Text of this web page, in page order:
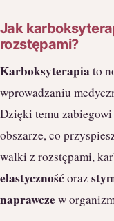
Jak
rozstępami?
Karboksyterapia to
wprowadzaniu
Dzięki temu zabiegowi
obszarze, co
walki z rozstępami,
elastycznośćoraz
naprawczew